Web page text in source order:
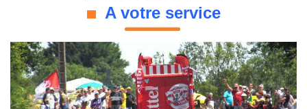
A votre service